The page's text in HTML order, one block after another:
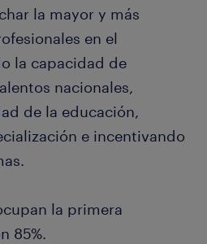
la mayor y más
en el
la capacidad de
nacionales,
de la educación,
e incentivando
la primera
85%.